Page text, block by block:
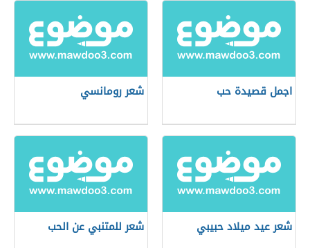
اجمل قصيدة حب شعر رومانسي
شعر عيد ميلاد حبيبي شعر للمتنبي عن الحب